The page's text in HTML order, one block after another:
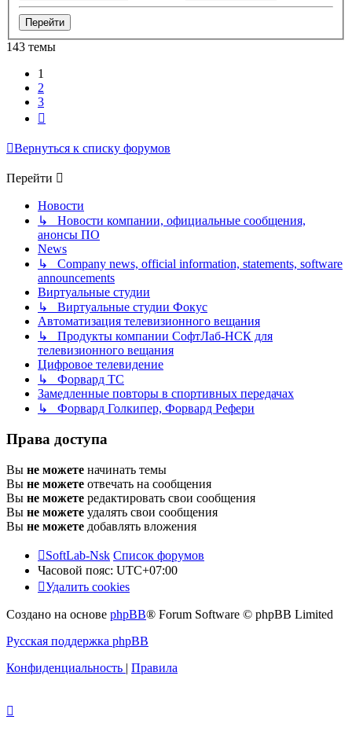
143 темы
1
2
3
Вернуться к списку форумов
Перейти
Новости
↳ Новости компании, официальные сообщения,
анонсы ПО
News
↳ Company news, official information, statements, software
announcements
Виртуальные студии
↳ Виртуальные студии Фокус
Автоматизация телевизионного вещания
↳ Продукты компании СофтЛаб-НСК для
телевизионного вещания
Цифровое телевидение
↳ Форвард ТС
Замедленные повторы в спортивных передачах
↳ Форвард Голкипер, Форвард Рефери
Права доступа
Вы не можете начинать темы
Вы не можете отвечать на сообщения
Вы не можете редактировать свои сообщения
Вы не можете удалять свои сообщения
Вы не можете добавлять вложения
SoftLab-Nsk Список форумов
Часовой пояс: UTC+07:00
Удалить cookies
Создано на основе phpBB® Forum Software © phpBB Limited
Русская поддержка phpBB
Конфиденциальность | Правила